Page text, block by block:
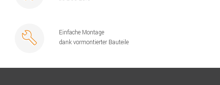
Einfache Montage
dank vormontierter Bauteile